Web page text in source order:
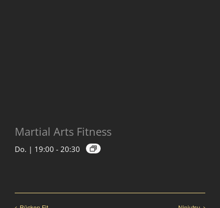
Martial Arts Fitness
Do. | 19:00 - 20:30